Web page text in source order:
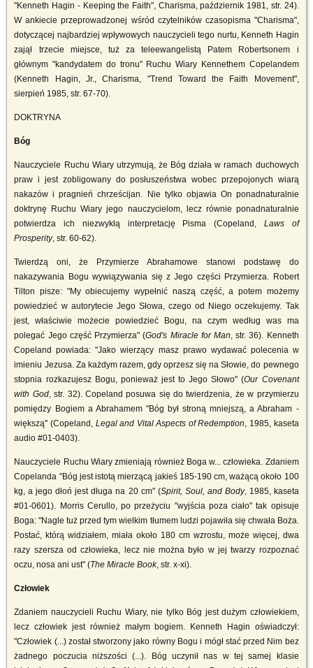
"Kenneth Hagin - Keeping the Faith", Charisma, październik 1981, str. 24).
W ankiecie przeprowadzonej wśród czytelników czasopisma "Charisma",
dotyczącej najbardziej wpływowych nauczycieli tego nurtu, Kenneth Hagin
zajął trzecie miejsce, tuż za teleewangelistą Patem Robertsonem i
głównym "kandydatem do tronu" Ruchu Wiary Kennethem Copelandem
(Kenneth Hagin, Jr., Charisma, "Trend Toward the Faith Movement",
sierpień 1985, str. 67-70).
DOKTRYNA
Bóg
Nauczyciele Ruchu Wiary utrzymują, że Bóg działa w ramach duchowych
praw i jest zobligowany do posłuszeństwa wobec przepojonych wiarą
nakazów i pragnień chrześcijan. Nie tylko objawia On ponadnaturalnie
doktrynę Ruchu Wiary jego nauczycielom, lecz równie ponadnaturalnie
potwierdza ich niezwykłą interpretację Pisma (Copeland, Laws of
Prosperity, str. 60-62).
Twierdzą oni, że Przymierze Abrahamowe stanowi podstawę do
nakazywania Bogu wywiązywania się z Jego części Przymierza. Robert
Tilton pisze: "My obiecujemy wypełnić naszą część, a potem możemy
powiedzieć w autorytecie Jego Słowa, czego od Niego oczekujemy. Tak
jest, właściwie możecie powiedzieć Bogu, na czym według was ma
polegać Jego część Przymierza" (God's Miracle for Man, str. 36). Kenneth
Copeland powiada: "Jako wierzący masz prawo wydawać polecenia w
imieniu Jezusa. Za każdym razem, gdy oprzesz się na Słowie, do pewnego
stopnia rozkazujesz Bogu, ponieważ jest to Jego Słowo" (Our Covenant
with God, str. 32). Copeland posuwa się do twierdzenia, że w przymierzu
pomiędzy Bogiem a Abrahamem "Bóg był stroną mniejszą, a Abraham -
większą" (Copeland, Legal and Vital Aspects of Redemption, 1985, kaseta
audio #01-0403).
Nauczyciele Ruchu Wiary zmieniają również Boga w... człowieka. Zdaniem
Copelanda "Bóg jest istotą mierzącą jakieś 185-190 cm, ważącą około 100
kg, a jego dłoń jest długa na 20 cm" (Spirit, Soul, and Body, 1985, kaseta
#01-0601). Morris Cerullo, po przeżyciu "wyjścia poza ciało" tak opisuje
Boga: "Nagle tuż przed tym wielkim tłumem ludzi pojawiła się chwała Boża.
Postać, którą widziałem, miała około 180 cm wzrostu, może więcej, dwa
razy szersza od człowieka, lecz nie można było w jej twarzy rozpoznać
oczu, nosa ani ust" (The Miracle Book, str. x-xi).
Człowiek
Zdaniem nauczycieli Ruchu Wiary, nie tylko Bóg jest dużym człowiekiem,
lecz człowiek jest również małym bogiem. Kenneth Hagin oświadczył:
"Człowiek (...) został stworzony jako równy Bogu i mógł stać przed Nim bez
żadnego poczucia niższości (...). Bóg uczynił nas w tej samej klasie